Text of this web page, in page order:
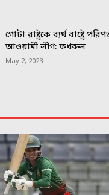
গোটা রাষ্ট্রকে ব্যর্থ রাষ্ট্রে
আওয়ামী লীগ: ফখরুল
May 2, 2023